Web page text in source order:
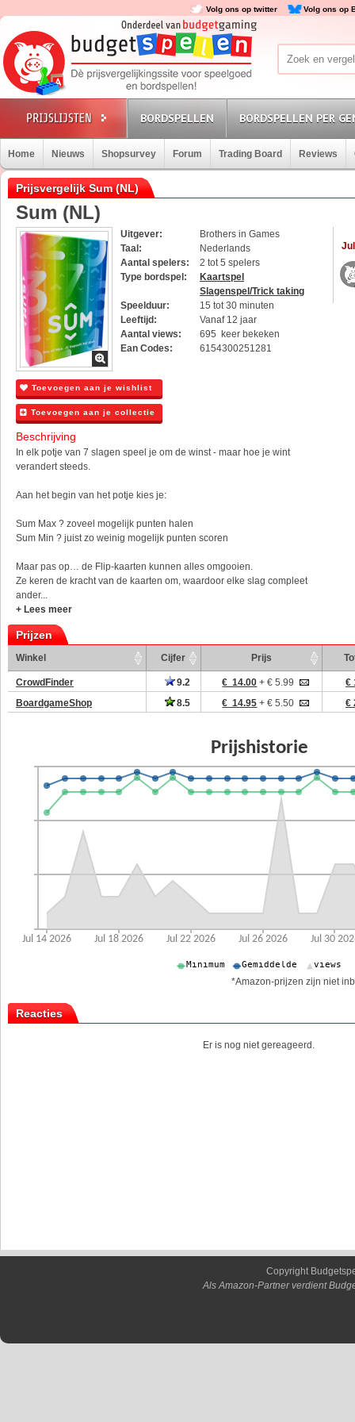
Volg ons op twitter Volg ons op
BORDSPELLEN BORDSPELLEN PER
Home Nieuws Shopsurvey Forum Trading Board Reviews
Prijsvergelijk Sum (NL)
Sum (NL)
Uitgever:
Brothers in Games
Taal:
Nederlands
Aantal spelers:
2 tot 5 spelers
Type bordspel:
Kaartspel
Slagenspel/Trick taking
Speelduur:
15 tot 30 minuten
Leeftijd:
Vanaf 12 jaar
Aantal views:
695 keer bekeken
Ean Codes:
6154300251281
Toevoegen aan je wishlist
Toevoegen aan je collectie
Beschrijving
In elk potje van 7 slagen speel je om de winst - maar hoe je wint
verandert steeds.
Aan het begin van het potje kies je:
Sum Max ? zoveel mogelijk punten halen
Sum Min ? juist zo weinig mogelijk punten scoren
Maar pas op… de Flip-kaarten kunnen alles omgooien.
Ze keren de kracht van de kaarten om, waardoor elke slag compleet
ander...
+ Lees meer
Prijzen
Winkel Cijfer Prijs
CrowdFinder 9.2 € 14.00 + € 5.99
€
BoardgameShop
8.5 € 14.95 + € 5.50 €
*Amazon-prijzen zijn niet
Reacties
Er is nog niet gereageerd.
Copyright
Als Amazon-Partner verdient